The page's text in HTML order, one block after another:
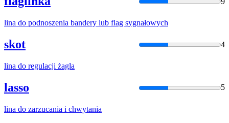
lina do podnoszenia bandery lub flag sygnałowych
skot 4
lina do regulacji żagla
lasso 5
lina do zarzucania i chwytania